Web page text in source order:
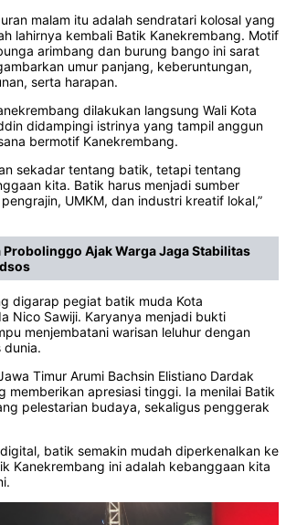
malam itu adalah sendratari kolosal yang
lahirnya kembali Batik Kanekrembang.‎ Motif
arimbang dan burung bango ini sarat
umur panjang, keberuntungan,
serta harapan.
dilakukan langsung Wali Kota
didampingi istrinya yang tampil anggun
bermotif Kanekrembang.
sekadar tentang batik, tetapi tentang
kita. Batik harus menjadi sumber
UMKM, dan industri kreatif lokal,”
Probolinggo Ajak Warga Jaga Stabilitas
digarap pegiat batik muda Kota
Nico Sawiji. Karyanya menjadi bukti
menjembatani warisan leluhur dengan
dunia.
Timur Arumi Bachsin Elistiano Dardak
memberikan apresiasi tinggi. Ia menilai Batik
pelestarian budaya, sekaligus penggerak
batik semakin mudah diperkenalkan ke
Kanekrembang ini adalah kebanggaan kita